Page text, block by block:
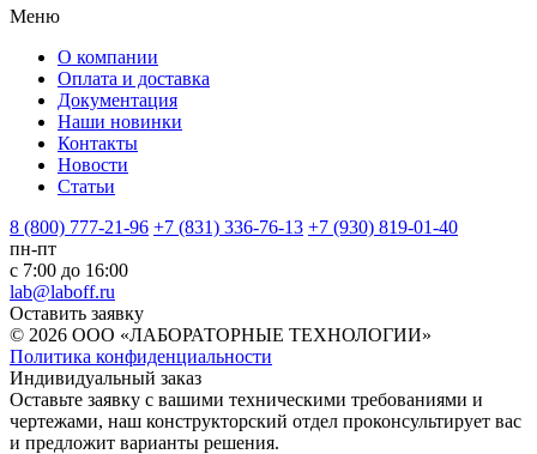
Меню
О компании
Оплата и доставка
Документация
Наши новинки
Контакты
Новости
Статьи
8 (800) 777-21-96 +7 (831) 336-76-13 +7 (930) 819-01-40
пн-пт
с 7:00 до 16:00
lab@laboff.ru
Оставить заявку
© 2026 ООО «ЛАБОРАТОРНЫЕ ТЕХНОЛОГИИ»
Политика конфиденциальности
Индивидуальный заказ
Оставьте заявку с вашими техническими требованиями и
чертежами, наш конструкторский отдел проконсультирует вас
и предложит варианты решения.